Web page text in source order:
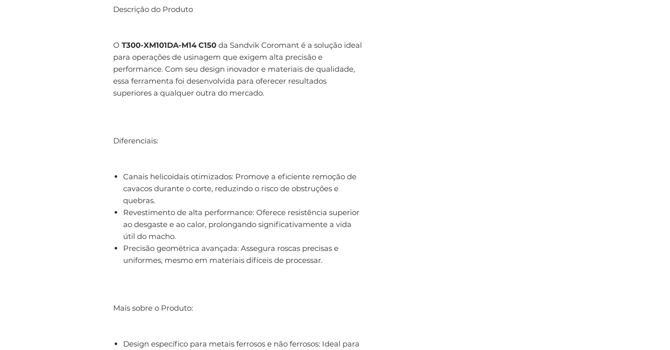
Descrição do Produto
O T300-XM101DA-M14 C150 da Sandvik Coromant é a solução ideal
para operações de usinagem que exigem alta precisão e
performance. Com seu design inovador e materiais de qualidade,
essa ferramenta foi desenvolvida para oferecer resultados
superiores a qualquer outra do mercado.
Diferenciais:
Canais helicoidais otimizados: Promove a eficiente remoção de
cavacos durante o corte, reduzindo o risco de obstruções e
quebras.
Revestimento de alta performance: Oferece resistência superior
ao desgaste e ao calor, prolongando significativamente a vida
útil do macho.
Precisão geométrica avançada: Assegura roscas precisas e
uniformes, mesmo em materiais difíceis de processar.
Mais sobre o Produto:
Design específico para metais ferrosos e não ferrosos: Ideal para